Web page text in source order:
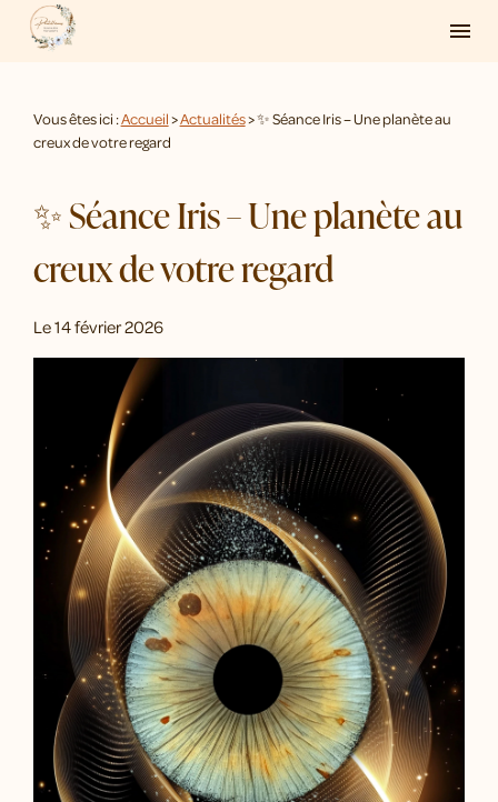
menu
Vous êtes ici :Accueil>Actualités> ✨ Séance Iris – Une planète au
creux de votre regard
✨ Séance Iris – Une planète au
creux de votre regard
Le14 février 2026
Panneau de gestion des cookies